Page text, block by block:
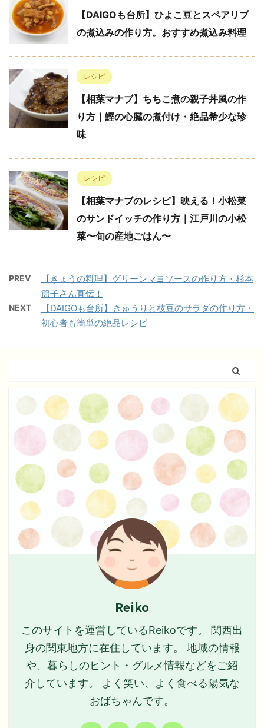
【DAIGOも台所】ひよこ豆とスペアリブ
の煮込みの作り方。おすすめ煮込み料理
レシピ
【相葉マナブ】ちちこ煮の親子丼風の作
り方｜鰹の心臓の煮付け・絶品希少な珍
味
レシピ
【相葉マナブのレシピ】映える！小松菜
のサンドイッチの作り方｜江戸川の小松
菜〜旬の産地ごはん〜
PREV
【きょうの料理】グリーンマヨソースの作り方・杉本
節子さん直伝！
NEXT
【DAIGOも台所】きゅうりと枝豆のサラダの作り方・
初心者も簡単の絶品レシピ
Reiko
このサイトを運営しているReikoです。 関西出
身の関東地方に在住しています。 地域の情報
や、暮らしのヒント・グルメ情報などをご紹
介しています。 よく笑い、よく食べる陽気な
おばちゃんです。